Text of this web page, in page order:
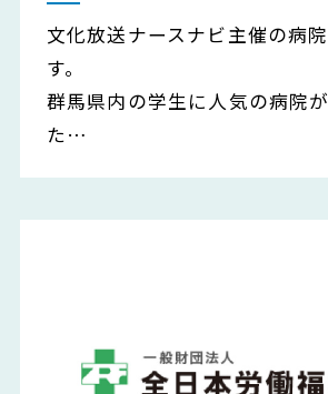
文化放送ナースナビ主催の病
す。
群馬県内の学生に人気の病院
た…